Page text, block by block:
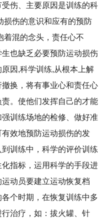
伤、主要原因是训练的科
损伤的意识和应有的预防
着混的念头，责任心不
也缺乏必要预防运动损伤
因 ,科学训练,从根本上解
换，将有事业心和责任心
。使他们发挥自己的才能
训练场地的检修、做好准
效地预防运动损伤的发
训练中，科学的评价训练
指标，运用科学的手段进
动员要建立运动恢复档
个时期，在恢复训练中多
治疗，如：拔火罐、针